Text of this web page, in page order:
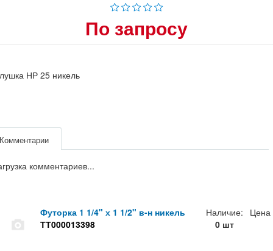
По запросу
НР 25 никель
комментариев...
Футорка 1 1/4" х 1 1/2" в-н никель
ТТ000013398
Наличие:
0 шт
Цена